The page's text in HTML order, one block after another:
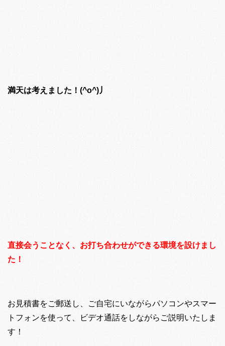
満天は考えました！(^o^)丿
直接会うことなく、お打ち合わせができる環境を設けまし
た！
お見積書をご郵送し、ご自宅にいながらパソコンやスマー
トフォンを使って、ビデオ通話をしながらご説明いたしま
す！